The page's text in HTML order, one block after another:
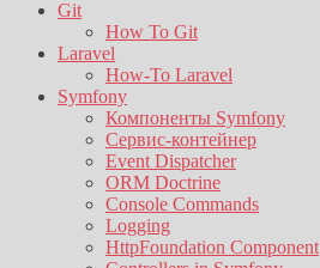
Git
How To Git
Laravel
How-To Laravel
Symfony
Компоненты Symfony
Сервис-контейнер
Event Dispatcher
ORM Doctrine
Console Commands
Logging
HttpFoundation Component